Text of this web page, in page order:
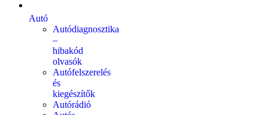
Autó
Autódiagnosztika
–
hibakód
olvasók
Autófelszerelés
és
kiegészítők
Autórádió